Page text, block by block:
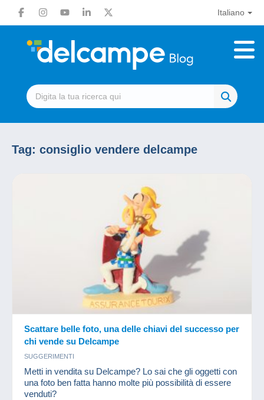
Italiano
Tag: consiglio vendere delcampe
Scattare belle foto, una delle chiavi del successo per
chi vende su Delcampe
SUGGERIMENTI
Metti in vendita su Delcampe? Lo sai che gli oggetti con
una foto ben fatta hanno molte più possibilità di essere
venduti?